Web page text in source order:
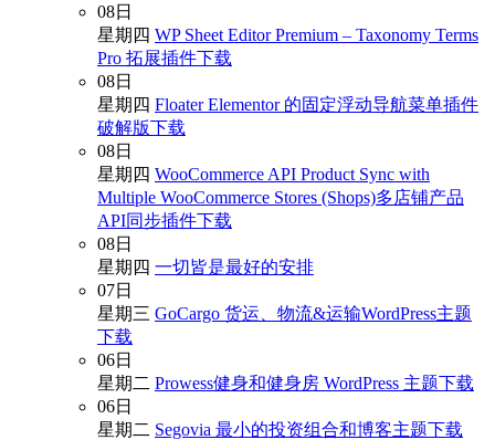
08日
星期四 WP Sheet Editor Premium – Taxonomy Terms
Pro 拓展插件下载
08日
星期四 Floater Elementor 的固定浮动导航菜单插件
破解版下载
08日
星期四 WooCommerce API Product Sync with
Multiple WooCommerce Stores (Shops)多店铺产品
API同步插件下载
08日
星期四 一切皆是最好的安排
07日
星期三 GoCargo 货运、物流&运输WordPress主题
下载
06日
星期二 Prowess健身和健身房 WordPress 主题下载
06日
星期二 Segovia 最小的投资组合和博客主题下载